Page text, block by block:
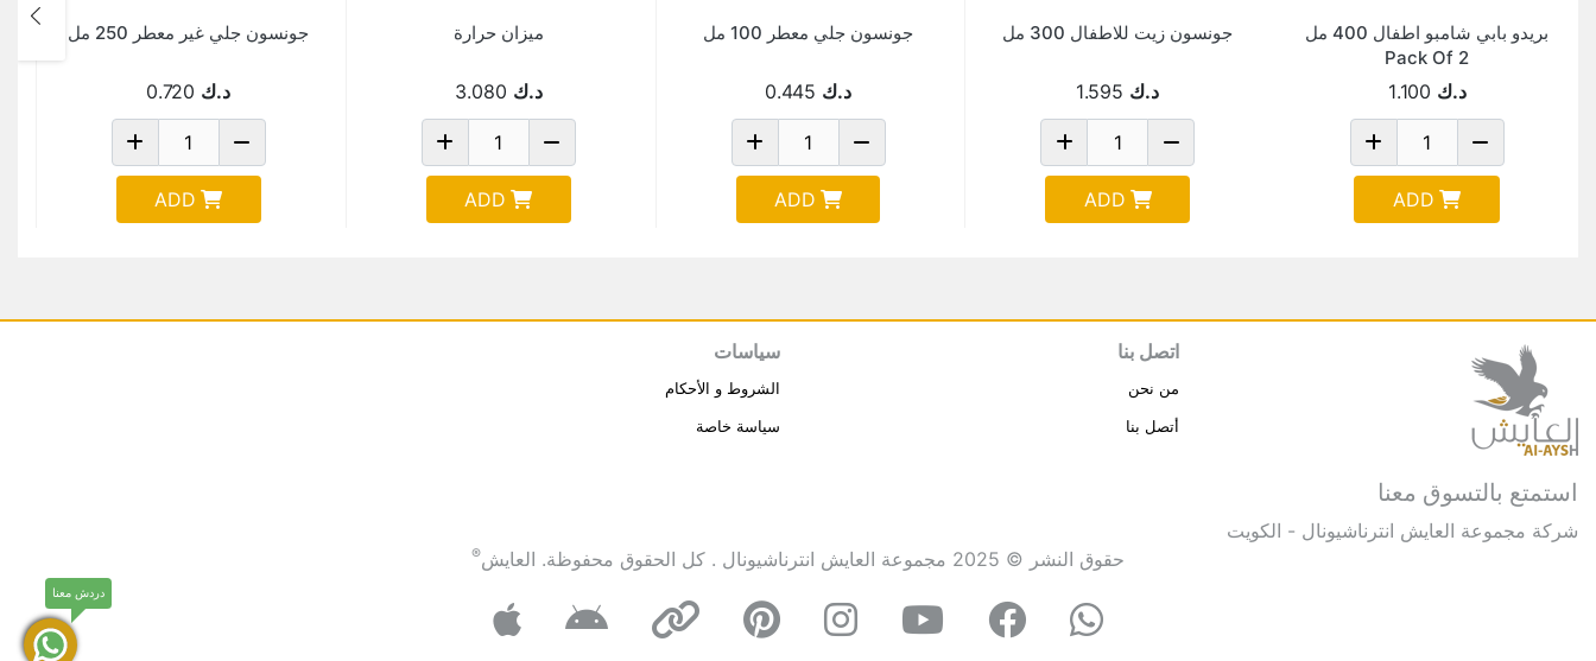
بريدو بابي شامبو اطفال 400 مل
Pack Of 2
د.ك 1.100
ADD
جونسون زيت للاطفال 300 مل
د.ك 1.595
ADD
جونسون جلي معطر 100 مل
د.ك 0.445
ADD
ميزان حرارة
د.ك 3.080
ADD
جونسون جلي غير معطر 250 مل
د.ك 0.720
ADD
استمتع بالتسوق معنا
شركة مجموعة العايش انترناشيونال - الكويت
اتصل بنا
من نحن
أتصل بنا
سياسات
الشروط و الأحكام
سياسة خاصة
حقوق النشر © 2025 مجموعة العايش انترناشيونال . كل الحقوق محفوظة. العايش®
دردش معنا